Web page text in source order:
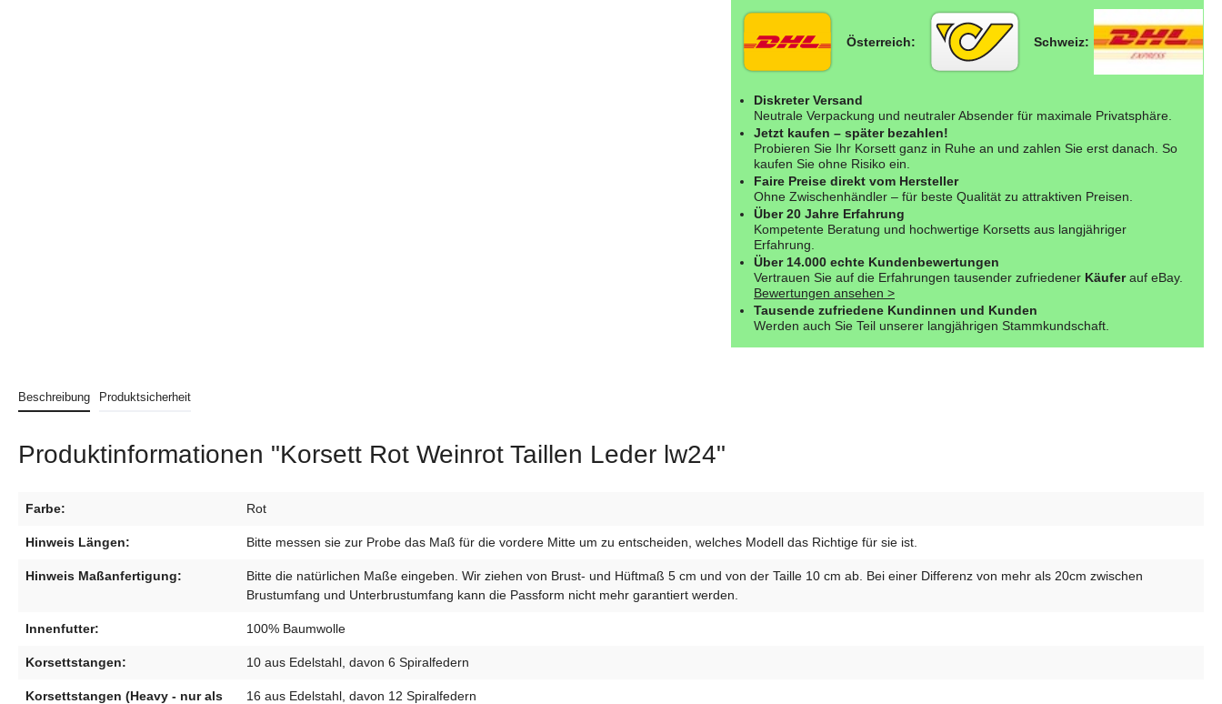
Österreich: Schweiz:
Diskreter Versand
Neutrale Verpackung und neutraler Absender für maximale Privatsphäre.
Jetzt kaufen – später bezahlen!
Probieren Sie Ihr Korsett ganz in Ruhe an und zahlen Sie erst danach. So
kaufen Sie ohne Risiko ein.
Faire Preise direkt vom Hersteller
Ohne Zwischenhändler – für beste Qualität zu attraktiven Preisen.
Über 20 Jahre Erfahrung
Kompetente Beratung und hochwertige Korsetts aus langjähriger
Erfahrung.
Über 14.000 echte Kundenbewertungen
Vertrauen Sie auf die Erfahrungen tausender zufriedener Käuferauf eBay.
Bewertungen ansehen >
Tausende zufriedene Kundinnen und Kunden
Werden auch Sie Teil unserer langjährigen Stammkundschaft.
Beschreibung Produktsicherheit
Produktinformationen "Korsett Rot Weinrot Taillen Leder lw24"
Farbe: Rot
Hinweis Längen: Bitte messen sie zur Probe das Maß für die vordere Mitte um zu entscheiden, welches Modell das Richtige für sie ist.
Hinweis Maßanfertigung:
Bitte die natürlichen Maße eingeben. Wir ziehen von Brust- und Hüftmaß 5 cm und von der Taille 10 cm ab. Bei einer Differenz von mehr als 20cm zwischen
Brustumfang und Unterbrustumfang kann die Passform nicht mehr garantiert werden.
Innenfutter: 100% Baumwolle
Korsettstangen: 10 aus Edelstahl, davon 6 Spiralfedern
Korsettstangen (Heavy - nur als
16 aus Edelstahl, davon 12 Spiralfedern